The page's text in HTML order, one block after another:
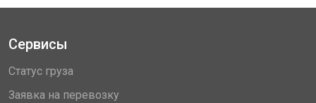
Сервисы
Статус груза
Заявка на перевозку